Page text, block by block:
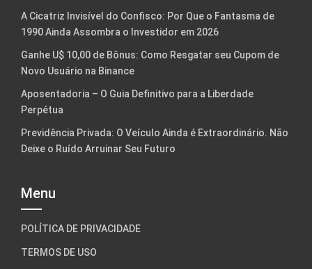
A Cicatriz Invisível do Confisco: Por Que o Fantasma de
1990 Ainda Assombra o Investidor em 2026
Ganhe U$ 10,00 de Bônus: Como Resgatar seu Cupom de
Novo Usuário na Binance
Aposentadoria – O Guia Definitivo para a Liberdade
Perpétua
Previdência Privada: O Veículo Ainda é Extraordinário. Não
Deixe o Ruído Arruinar Seu Futuro
Menu
POLÍTICA DE PRIVACIDADE
TERMOS DE USO